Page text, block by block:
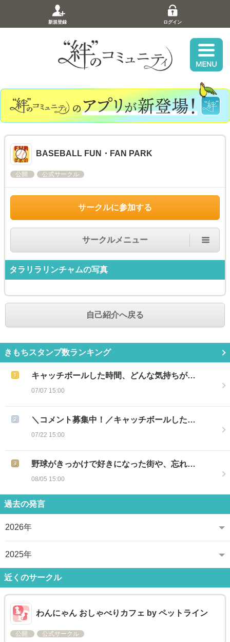
新規登録 ログイン
BASEBALL FUN・FAN PARK
公開 公式サークル
サークルに参加する
サークルメニュー
タラリラリンチャムの写真
自己紹介へ戻る
きもちスタンプ数ランキング
キャッチボールした時間、どんな気持ちが…
07/07 15:00
＼コメント募集中！／キャッチボールした…
07/22 15:00
野球がきっかけで好きになった街や、忘れ…
08/05 15:00
過去の発言
2026年
2025年
近くのサークル
わんにゃん おしゃべりカフェ by ペットライン
公開 公式サークル